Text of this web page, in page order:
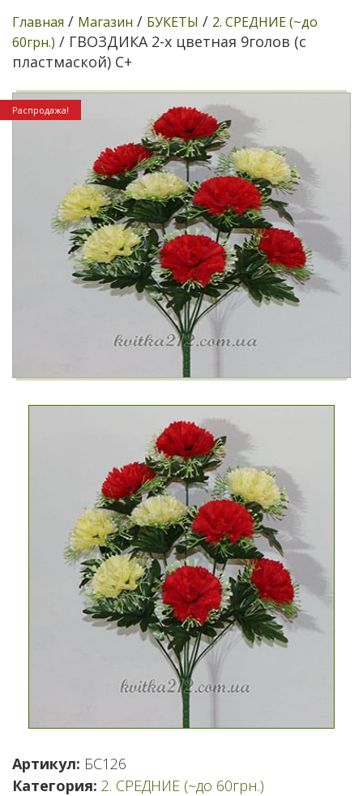
Главная / Магазин / БУКЕТЫ / 2. СРЕДНИЕ (~до
60грн.) / ГВОЗДИКА 2-х цветная 9голов (с
пластмаской) С+
Распродажа!
Артикул: БС126
Категория: 2. СРЕДНИЕ (~до 60грн.)